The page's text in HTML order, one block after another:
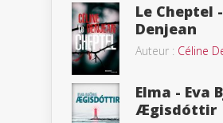
Le Cheptel
Denjean
Auteur : Céline
Elma - Eva
Ægisdóttir